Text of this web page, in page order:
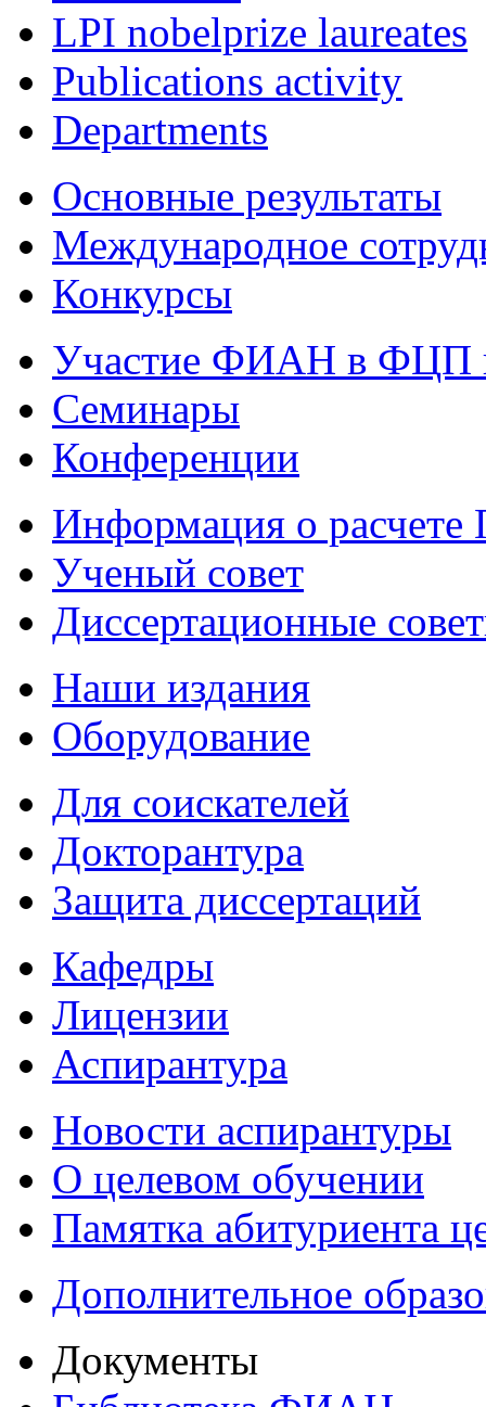
LPI nobelprize laureates
Publications activity
Departments
Основные результаты
Международное
Конкурсы
Участие ФИАН в ФЦП
Семинары
Конференции
Информация о
Ученый совет
Диссертационные
Наши издания
Оборудование
Для соискателей
Докторантура
Защита диссертаций
Кафедры
Лицензии
Аспирантура
Новости аспирантуры
О целевом обучении
Памятка абитуриента
Дополнительное
Документы